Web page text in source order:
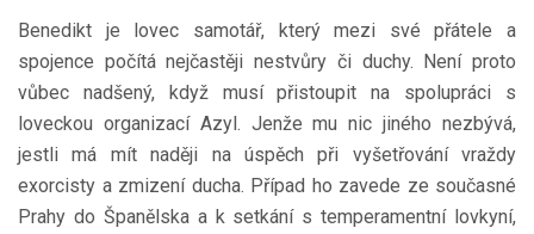
Benedikt je lovec samotář, který mezi své přátele a
spojence počítá nejčastěji nestvůry či duchy. Není proto
vůbec nadšený, když musí přistoupit na spolupráci s
loveckou organizací Azyl. Jenže mu nic jiného nezbývá,
jestli má mít naději na úspěch při vyšetřování vraždy
exorcisty a zmizení ducha. Případ ho zavede ze současné
Prahy do Španělska a k setkání s temperamentní lovkyní,